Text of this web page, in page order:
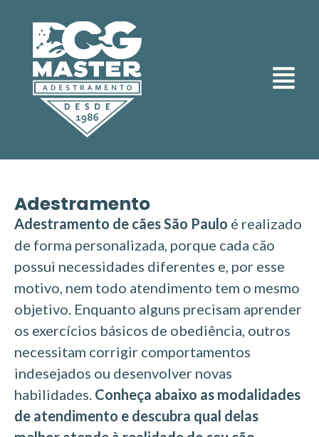
Adestramento
Adestramento de cães São Paulo é realizado
de forma personalizada, porque cada cão
possui necessidades diferentes e, por esse
motivo, nem todo atendimento tem o mesmo
objetivo. Enquanto alguns precisam aprender
os exercícios básicos de obediência, outros
necessitam corrigir comportamentos
indesejados ou desenvolver novas
habilidades. Conheça abaixo as modalidades
de atendimento e descubra qual delas